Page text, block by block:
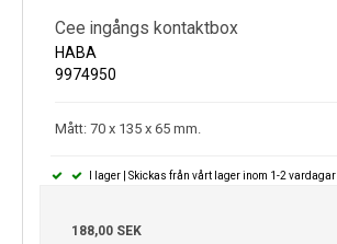
Cee ingångs kontaktbox
HABA
9974950
Mått: 70 x 135 x 65 mm.
I lager | Skickas från vårt lager inom 1-2 vardagar
188,00 SEK